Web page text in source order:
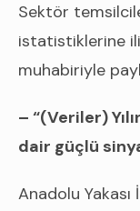
Sektör
istatistiklerine
muhabiriyle
– “(Veriler)
dair güçlü
Anadolu